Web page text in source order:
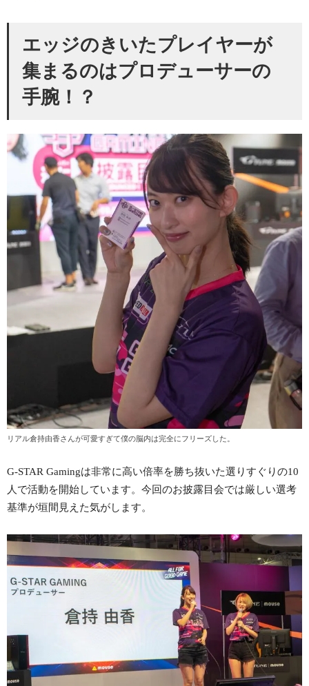
エッジのきいたプレイヤーが
集まるのはプロデューサーの
手腕！？
リアル倉持由香さんが可愛すぎて僕の脳内は完全にフリーズした。
G-STAR Gamingは非常に高い倍率を勝ち抜いた選りすぐりの10
人で活動を開始しています。今回のお披露目会では厳しい選考
基準が垣間見えた気がします。